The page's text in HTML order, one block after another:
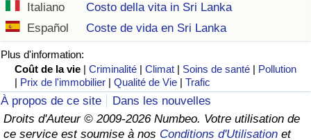
Italiano
Costo della vita in Sri Lanka
Español
Coste de vida en Sri Lanka
Plus d'information:
Coût de la vie |Criminalité |Climat | Soins de santé | Pollution
| Prix de l'immobilier |Qualité de Vie |Trafic
À propos de ce site
Dans les nouvelles
Droits d'Auteur © 2009-2026 Numbeo. Votre utilisation de
ce service est soumise à nos Conditions d'Utilisation et